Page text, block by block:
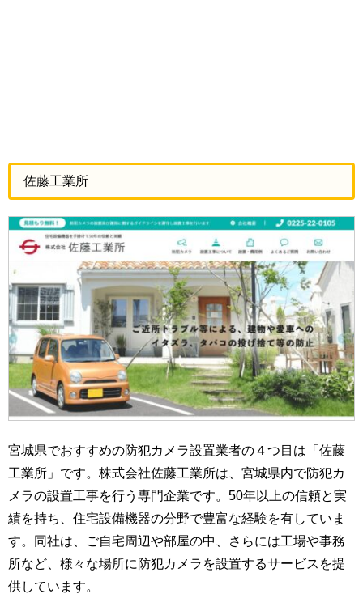
佐藤工業所
宮城県でおすすめの防犯カメラ設置業者の４つ目は「佐藤
工業所」です。株式会社佐藤工業所は、宮城県内で防犯カ
メラの設置工事を行う専門企業です。50年以上の信頼と実
績を持ち、住宅設備機器の分野で豊富な経験を有していま
す。同社は、ご自宅周辺や部屋の中、さらには工場や事務
所など、様々な場所に防犯カメラを設置するサービスを提
供しています。